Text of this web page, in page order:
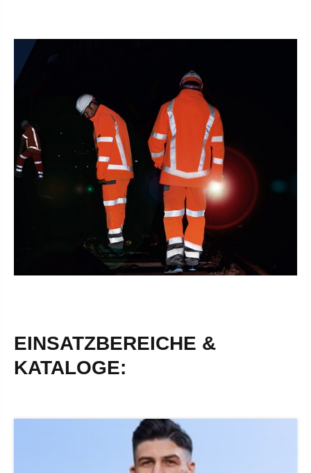
EINSATZBEREICHE &
KATALOGE: